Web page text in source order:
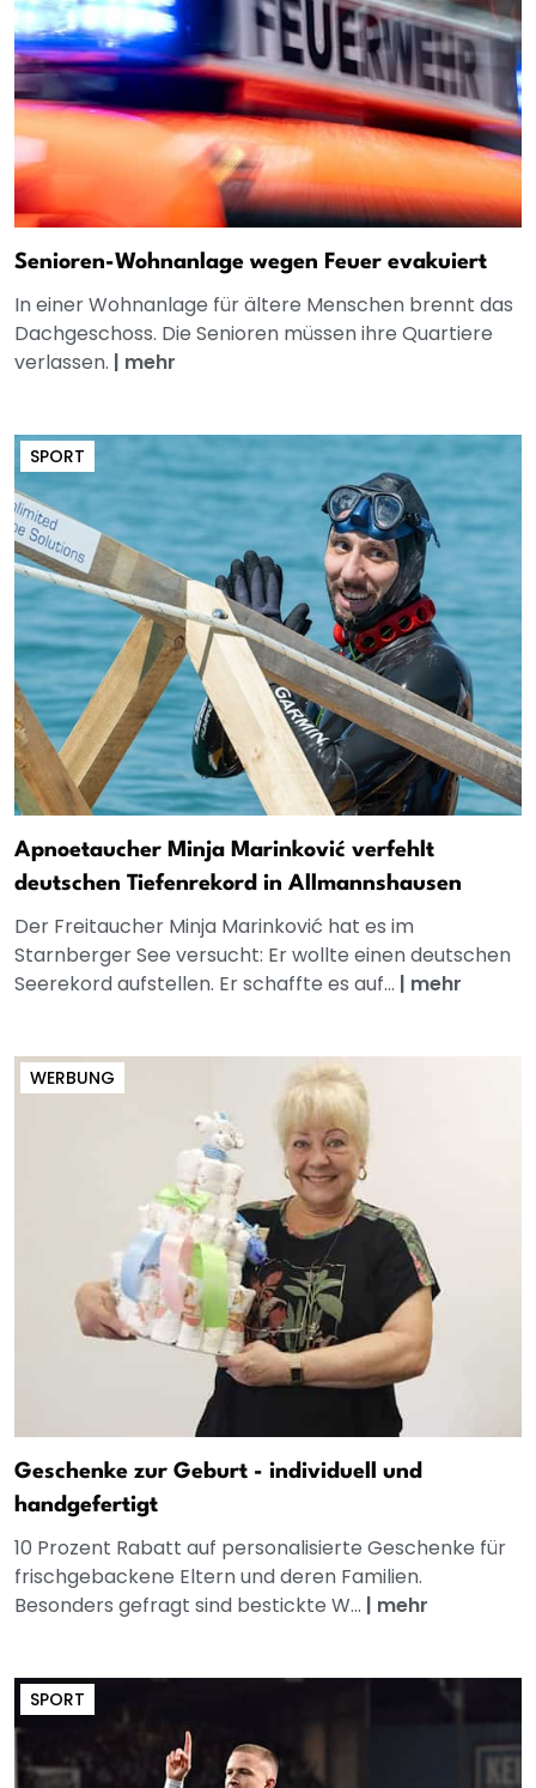
Senioren-Wohnanlage wegen Feuer evakuiert
In einer Wohnanlage für ältere Menschen brennt das
Dachgeschoss. Die Senioren müssen ihre Quartiere
verlassen. | mehr
SPORT
Apnoetaucher Minja Marinković verfehlt
deutschen Tiefenrekord in Allmannshausen
Der Freitaucher Minja Marinković hat es im
Starnberger See versucht: Er wollte einen deutschen
Seerekord aufstellen. Er schaffte es auf... | mehr
WERBUNG
Geschenke zur Geburt - individuell und
handgefertigt
10 Prozent Rabatt auf personalisierte Geschenke für
frischgebackene Eltern und deren Familien.
Besonders gefragt sind bestickte W... | mehr
SPORT